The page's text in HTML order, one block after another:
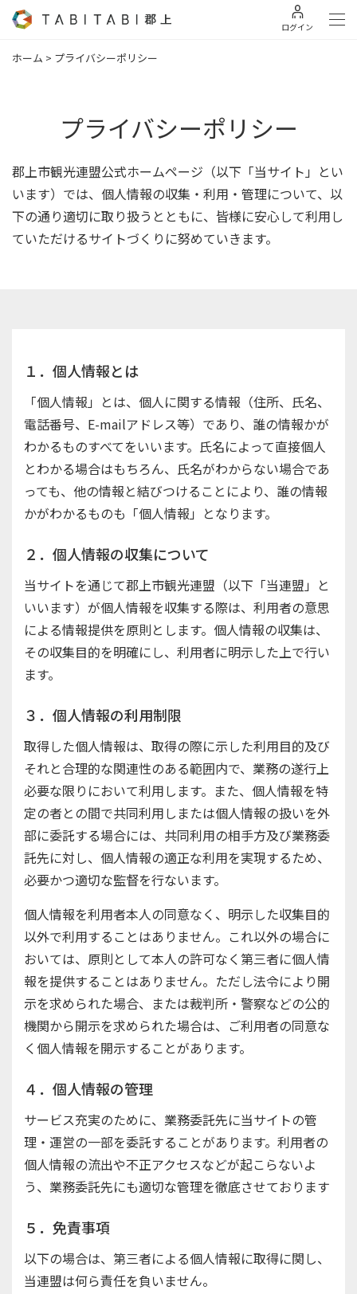
ログイン
ホーム > プライバシーポリシー
プライバシーポリシー
郡上市観光連盟公式ホームページ（以下「当サイト」とい
います）では、個人情報の収集・利用・管理について、以
下の通り適切に取り扱うとともに、皆様に安心して利用し
ていただけるサイトづくりに努めていきます。
１．個人情報とは
「個人情報」とは、個人に関する情報（住所、氏名、
電話番号、E-mailアドレス等）であり、誰の情報かが
わかるものすべてをいいます。氏名によって直接個人
とわかる場合はもちろん、氏名がわからない場合であ
っても、他の情報と結びつけることにより、誰の情報
かがわかるものも「個人情報」となります。
２．個人情報の収集について
当サイトを通じて郡上市観光連盟（以下「当連盟」と
いいます）が個人情報を収集する際は、利用者の意思
による情報提供を原則とします。個人情報の収集は、
その収集目的を明確にし、利用者に明示した上で行い
ます。
３．個人情報の利用制限
取得した個人情報は、取得の際に示した利用目的及び
それと合理的な関連性のある範囲内で、業務の遂行上
必要な限りにおいて利用します。また、個人情報を特
定の者との間で共同利用しまたは個人情報の扱いを外
部に委託する場合には、共同利用の相手方及び業務委
託先に対し、個人情報の適正な利用を実現するため、
必要かつ適切な監督を行ないます。
個人情報を利用者本人の同意なく、明示した収集目的
以外で利用することはありません。これ以外の場合に
おいては、原則として本人の許可なく第三者に個人情
報を提供することはありません。ただし法令により開
示を求められた場合、または裁判所・警察などの公的
機関から開示を求められた場合は、ご利用者の同意な
く個人情報を開示することがあります。
４．個人情報の管理
サービス充実のために、業務委託先に当サイトの管
理・運営の一部を委託することがあります。利用者の
個人情報の流出や不正アクセスなどが起こらないよ
う、業務委託先にも適切な管理を徹底させております
５．免責事項
以下の場合は、第三者による個人情報に取得に関し、
当連盟は何ら責任を負いません。